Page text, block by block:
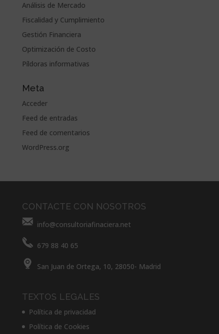
Análisis de Mercado
Fiscalidad y Cumplimiento
Gestión Financiera
Optimización de Costo
Píldoras informativas
Meta
Acceder
Feed de entradas
Feed de comentarios
WordPress.org
CONTACTE CON NOSOTROS
info@consultoriafinaciera.net
679 88 40 65
San Juan de Ortega, 10, 28050- Madrid
TEXTOS LEGALES
Política de privacidad
Política de Cookies